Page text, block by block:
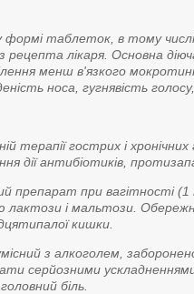
таблеток, в тому числі
рецепта лікаря. Основна
менш в'язкого
носа, гугнявість
терапії гострих і
дії антибіотиків,
препарат при вагітності (1
лактози і мальтози.
кишки.
з алкоголем,
серйозними
біль.